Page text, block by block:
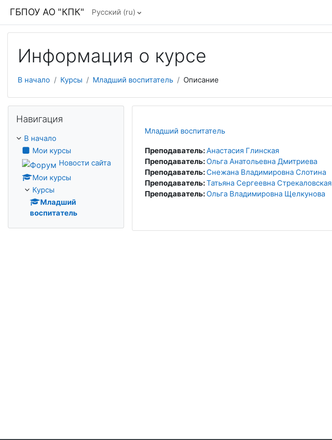
ГБПОУ АО "КПК" Русский ‎(ru)‎
Информация о курсе
В начало Курсы Младший воспитатель Описание
Младший воспитатель
Преподаватель:Анастасия Глинская
Преподаватель: Ольга Анатольевна Дмитриева
Преподаватель: Снежана Владимировна Слотина
Преподаватель:Татьяна Сергеевна Стрекаловская
Преподаватель: Ольга Владимировна Щелкунова
Навигация
В начало
Мои курсы
Новости сайта
Мои курсы
Курсы
Младший
воспитатель